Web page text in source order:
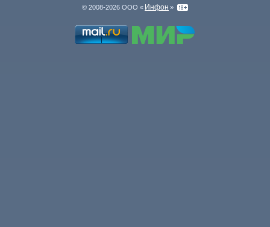
© 2008-2026 ООО « Инфон »